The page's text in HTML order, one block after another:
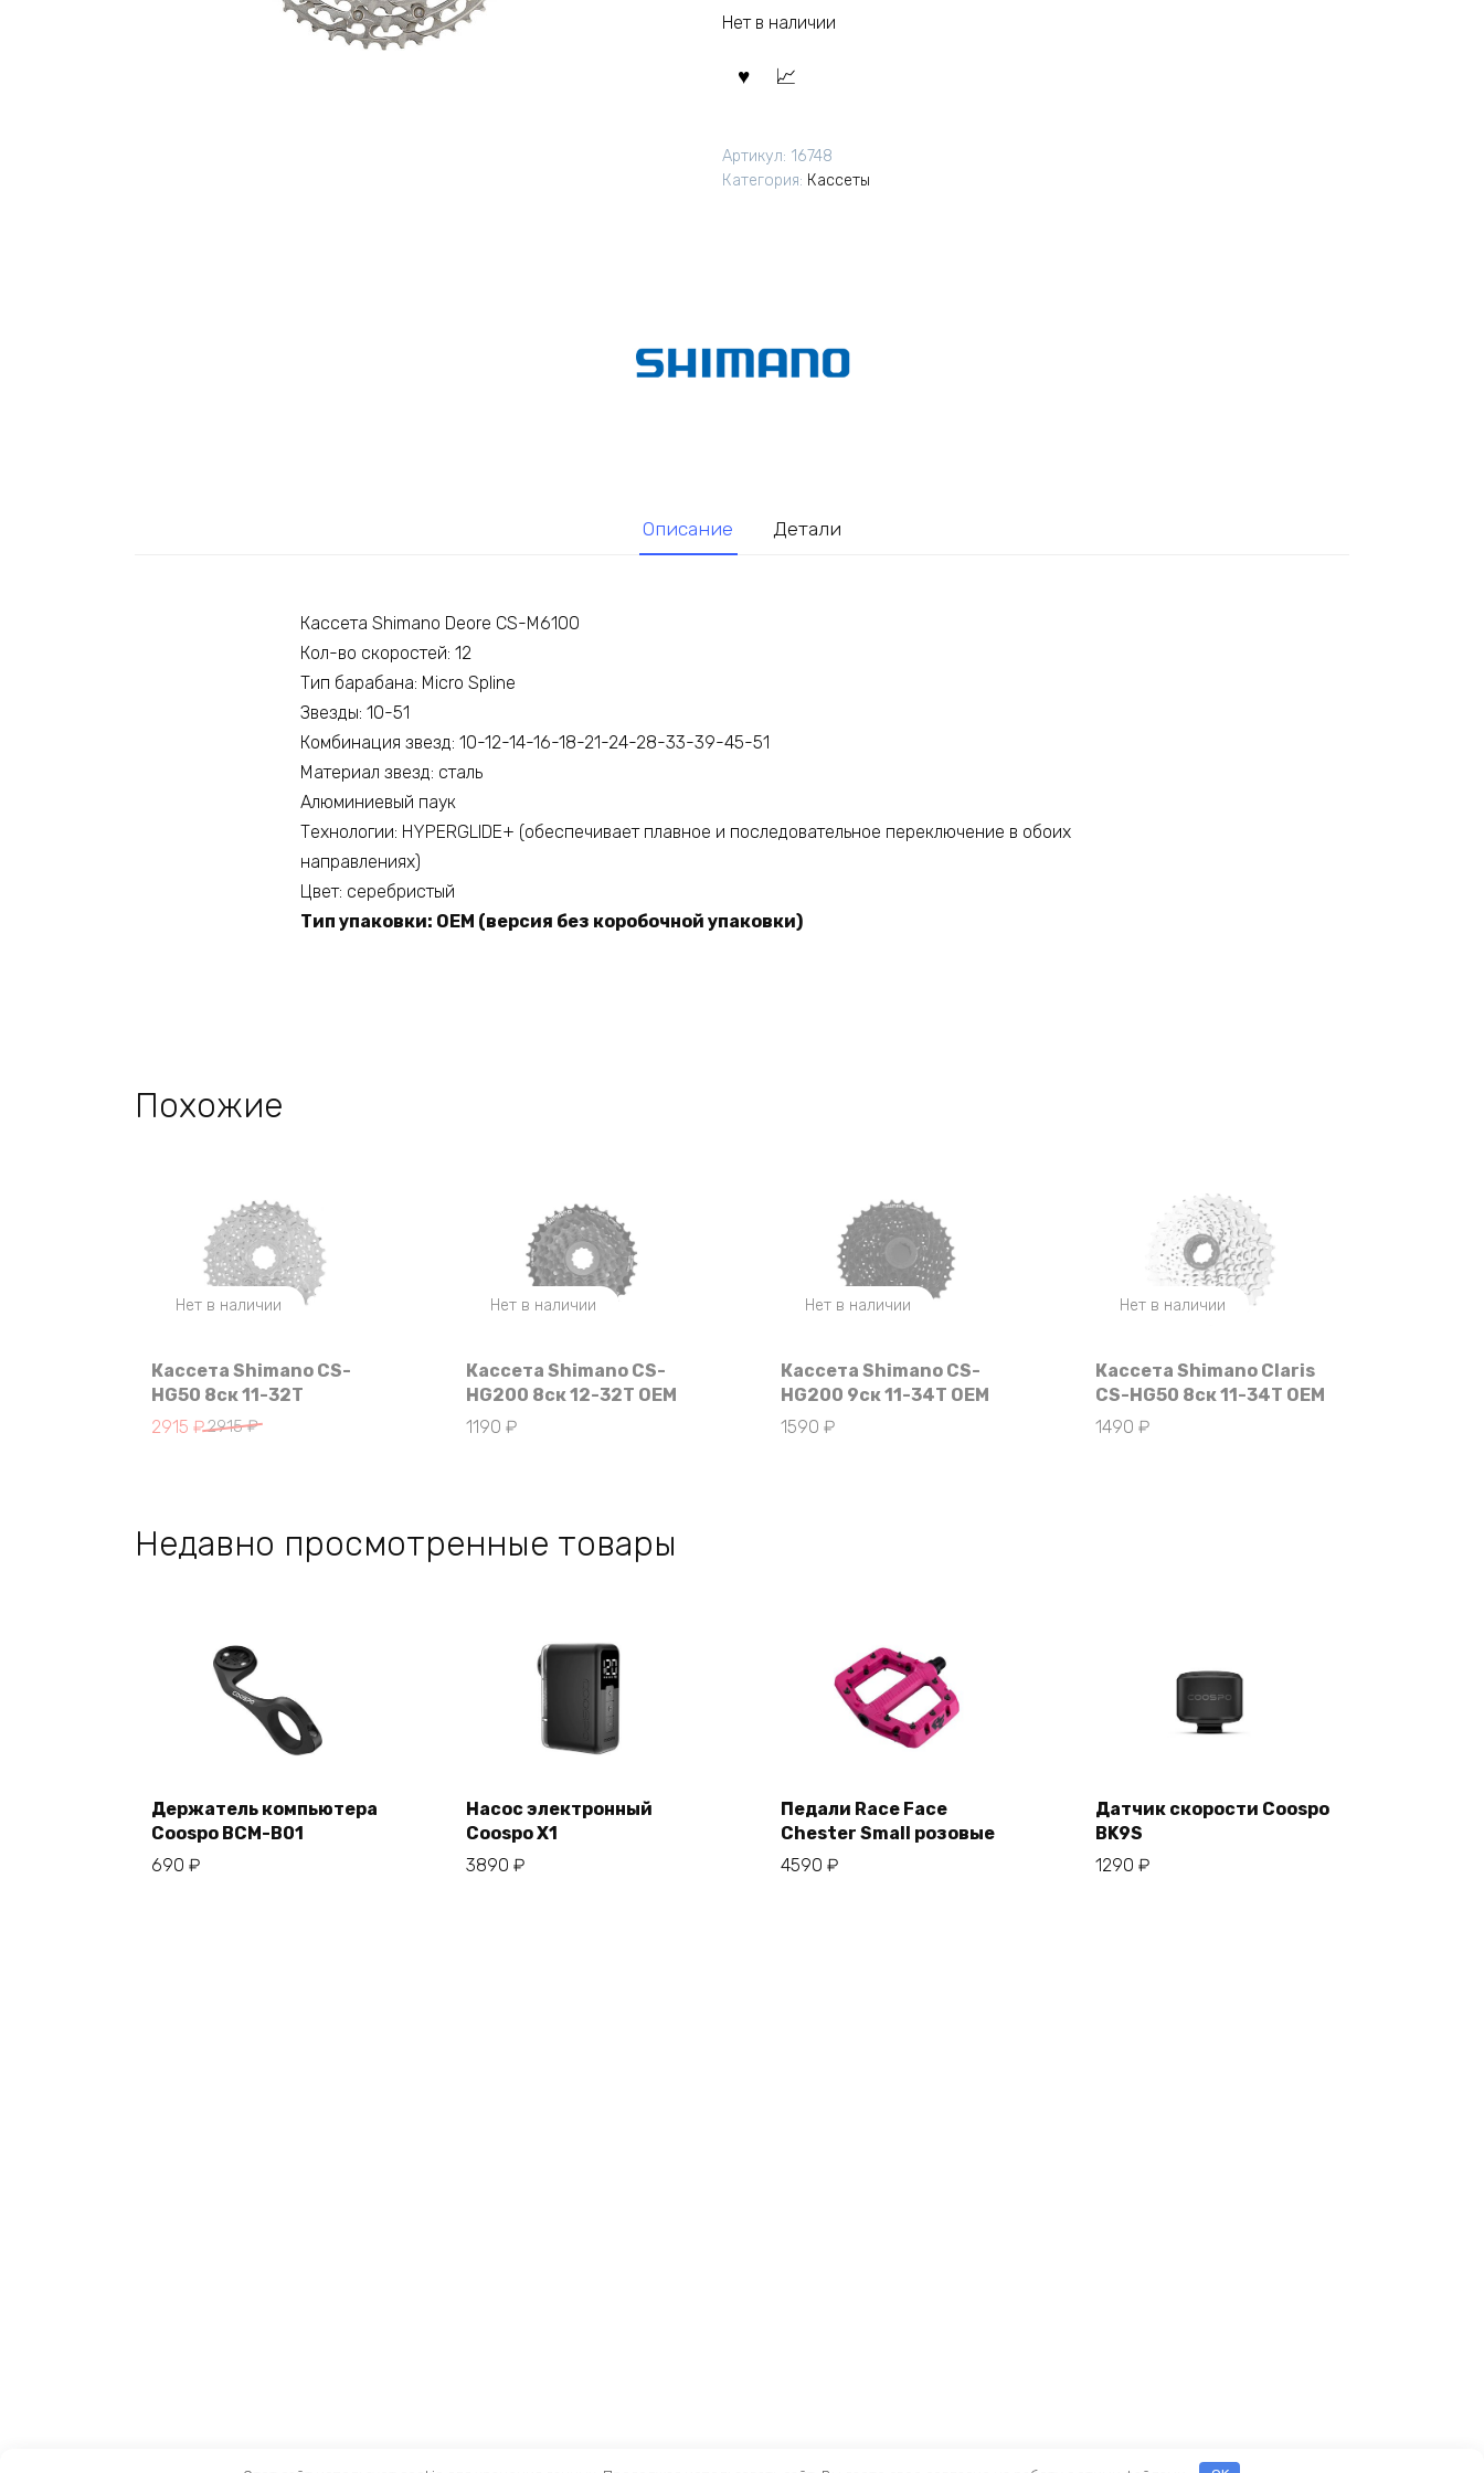
Нет в наличии
Артикул: 16748
Категория: Кассеты
Описание Детали
Кассета Shimano Deore CS-M6100
Кол-во скоростей: 12
Тип барабана: Micro Spline
Звезды: 10-51
Комбинация звезд: 10-12-14-16-18-21-24-28-33-39-45-51
Материал звезд: сталь
Алюминиевый паук
Технологии: HYPERGLIDE+ (обеспечивает плавное и последовательное переключение в обоих
направлениях)
Цвет: серебристый
Тип упаковки: OEM (версия без коробочной упаковки)
Похожие
Нет в наличии
Кассета Shimano CS-
HG50 8ск 11-32Т
2915₽
Первоначальная
2915 ₽
Текущая
Нет в наличии
Кассета Shimano CS-
HG200 8ск 12-32Т OEM
1190 ₽
Нет в наличии
Кассета Shimano CS-
HG200 9ск 11-34Т OEM
1590 ₽
Нет в наличии
Кассета Shimano Claris
CS-HG50 8ск 11-34Т OEM
1490 ₽
Недавно просмотренные товары
Держатель компьютера
Coospo BCM-B01
690 ₽
Насос электронный
Coospo X1
3890 ₽
Педали Race Face
Chester Small розовые
4590 ₽
Датчик скорости Coospo
BK9S
1290 ₽